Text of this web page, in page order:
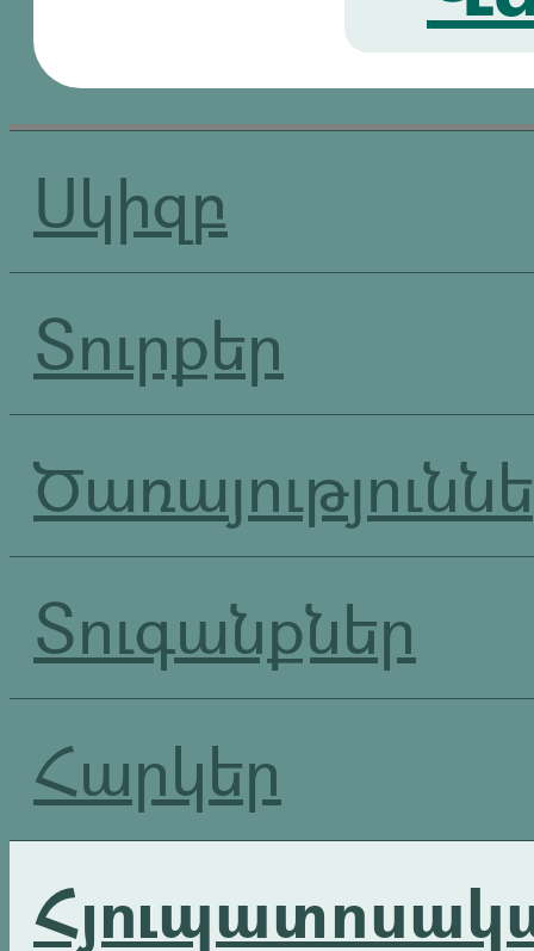
Սկիզբ
Տուրքեր
Տուգանքներ
Հարկեր